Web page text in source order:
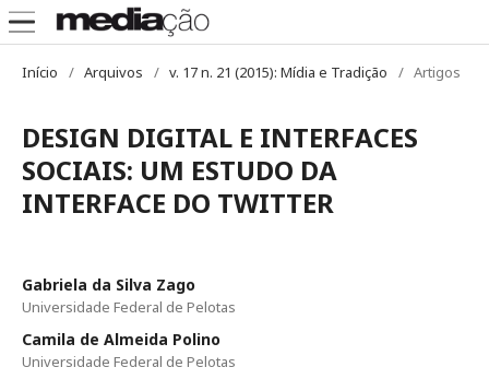
Início / Arquivos / v. 17 n. 21 (2015): Mídia e Tradição / Artigos
DESIGN DIGITAL E INTERFACES
SOCIAIS: UM ESTUDO DA
INTERFACE DO TWITTER
Gabriela da Silva Zago
Universidade Federal de Pelotas
Camila de Almeida Polino
Universidade Federal de Pelotas